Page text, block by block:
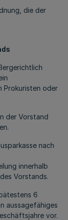
die der
Prokuristen oder
der Vorstand
nach
innerhalb
Vorstands.
6
aussagefähiges
vor.